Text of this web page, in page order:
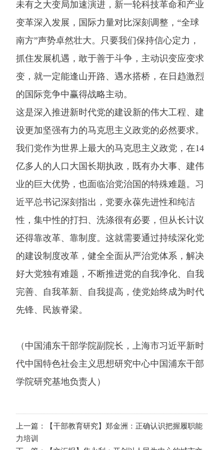
未有之大变局加速演进，新一轮科技革命和产业
变革深入发展，国际力量对比深刻调整，“全球
南方”声势卓然壮大。只要我们保持信心定力，
抓住发展机遇，敢于善于斗争，主动识变应变求
变，就一定能逢山开路、遇水搭桥，在日趋激烈
的国际竞争中赢得战略主动。
这是深入推进新时代党的建设新的伟大工程、建
设更加坚强有力的马克思主义政党的必然要求。
我们党作为世界上最大的马克思主义政党，在14
亿多人的人口大国长期执政，既有办大事、建伟
业的巨大优势，也面临治党治国的特殊难题。习
近平总书记深刻指出，党要永葆先进性和纯洁
性，集中性的打扫、洗涤很有必要，但从长计议
还得靠改革、靠制度。这就需要通过持续深化党
的建设制度改革，健全全面从严治党体系，解决
好大党独有难题，不断推进党的自我净化、自我
完善、自我革新、自我提高，使党始终成为时代
先锋、民族脊梁。
（中国浦东干部学院副院长，上海市习近平新时
代中国特色社会主义思想研究中心中国浦东干部
学院研究基地负责人）
上一篇：【干部教育研究】郑金洲：正确认识把握履职能
力培训